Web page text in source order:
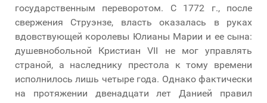
государственным переворотом. С 1772 г., после
свержения Струэнзе, власть оказалась в руках
вдовствующей королевы Юлианы Марии и ее сына:
душевнобольной Кристиан VII не мог управлять
страной, а наследнику престола к тому времени
исполнилось лишь четыре года. Однако фактически
на протяжении двенадцати лет Данией правил